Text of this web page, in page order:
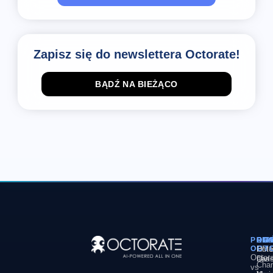
Zapisz się do newslettera Octorate!
BĄDŹ NA BIEŻĄCO
O
nas
vs